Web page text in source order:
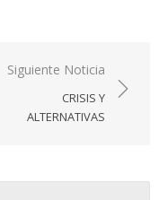
Siguiente Noticia
CRISIS Y
ALTERNATIVAS